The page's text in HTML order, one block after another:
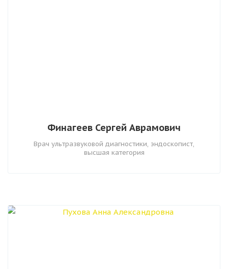
Финагеев Сергей Аврамович
Врач ультразвуковой диагностики, эндоскопист,
высшая категория